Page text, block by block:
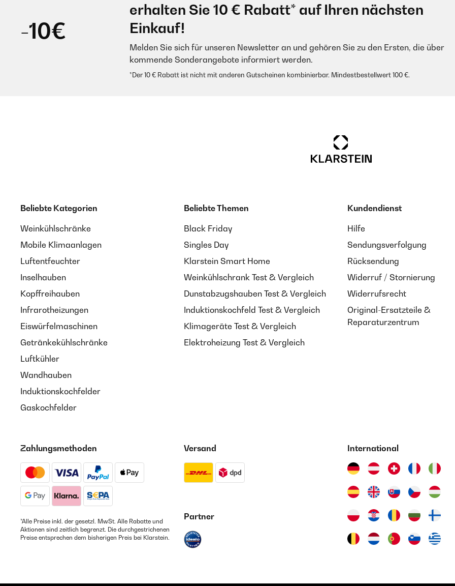
-10€
erhalten Sie 10 € Rabatt* auf Ihren nächsten
Einkauf!
Melden Sie sich für unseren Newsletter an und gehören Sie zu den Ersten, die über
kommende Sonderangebote informiert werden.
*Der 10 € Rabatt ist nicht mit anderen Gutscheinen kombinierbar. Mindestbestellwert 100 €.
Beliebte Kategorien
Weinkühlschränke
Mobile Klimaanlagen
Luftentfeuchter
Inselhauben
Kopffreihauben
Infrarotheizungen
Eiswürfelmaschinen
Getränkekühlschränke
Luftkühler
Wandhauben
Induktionskochfelder
Gaskochfelder
Beliebte Themen
Black Friday
Singles Day
Klarstein Smart Home
Weinkühlschrank Test & Vergleich
Dunstabzugshauben Test & Vergleich
Induktionskochfeld Test & Vergleich
Klimageräte Test & Vergleich
Elektroheizung Test & Vergleich
Kundendienst
Hilfe
Sendungsverfolgung
Rücksendung
Widerruf / Stornierung
Widerrufsrecht
Original-Ersatzteile &
Reparaturzentrum
Zahlungsmethoden
*Alle Preise inkl. der gesetzl. MwSt. Alle Rabatte und
Aktionen sind zeitlich begrenzt. Die durchgestrichenen
Preise entsprechen dem bisherigen Preis bei Klarstein.
Versand
Partner
International